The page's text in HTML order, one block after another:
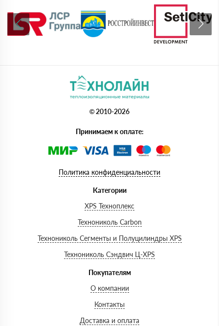
© 2010-2026
Принимаем к оплате:
Политика конфиденциальности
Категории
XPS Техноплекс
Технониколь Carbon
Технониколь Сегменты и Полуцилиндры XPS
Технониколь Сэндвич Ц-XPS
Покупателям
О компании
Контакты
Доставка и оплата